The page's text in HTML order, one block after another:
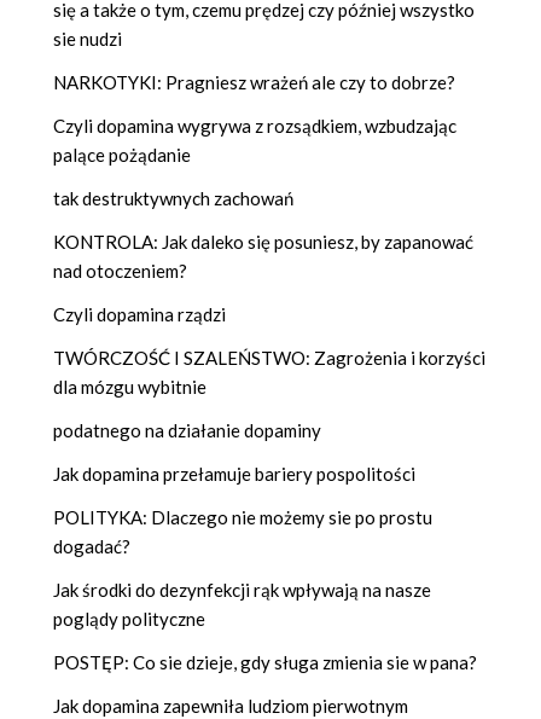
się a także o tym, czemu prędzej czy później wszystko
sie nudzi
NARKOTYKI: Pragniesz wrażeń ale czy to dobrze?
Czyli dopamina wygrywa z rozsądkiem, wzbudzając
palące pożądanie
tak destruktywnych zachowań
KONTROLA: Jak daleko się posuniesz, by zapanować
nad otoczeniem?
Czyli dopamina rządzi
TWÓRCZOŚĆ I SZALEŃSTWO: Zagrożenia i korzyści
dla mózgu wybitnie
podatnego na działanie dopaminy
Jak dopamina przełamuje bariery pospolitości
POLITYKA: Dlaczego nie możemy sie po prostu
dogadać?
Jak środki do dezynfekcji rąk wpływają na nasze
poglądy polityczne
POSTĘP: Co sie dzieje, gdy sługa zmienia sie w pana?
Jak dopamina zapewniła ludziom pierwotnym